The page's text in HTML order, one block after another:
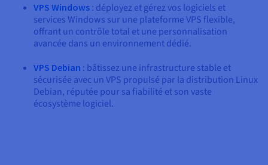
VPS Windows : déployez et gérez vos logiciels et
services Windows sur une plateforme VPS flexible,
offrant un contrôle total et une personnalisation
avancée dans un environnement dédié.
VPS Debian : bâtissez une infrastructure stable et
sécurisée avec un VPS propulsé par la distribution Linux
Debian, réputée pour sa fiabilité et son vaste
écosystème logiciel.